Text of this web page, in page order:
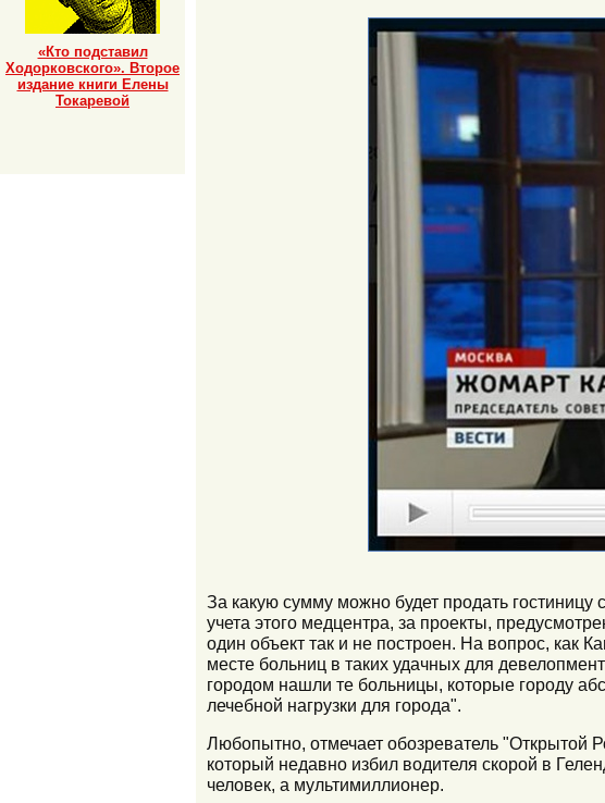
За какую сумму можно будет продать
учета этого медцентра, за проекты,
один объект так и не построен. На вопрос, как
месте больниц в таких удачных для
городом нашли те больницы, которые городу
лечебной нагрузки для города".
Любопытно, отмечает обозреватель "Открытой
который недавно избил водителя скорой в
человек, а мультимиллионер.
«Кто подставил
Ходорковского». Второе
издание книги Елены
Токаревой